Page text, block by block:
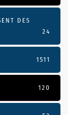
DES
24
1511
120